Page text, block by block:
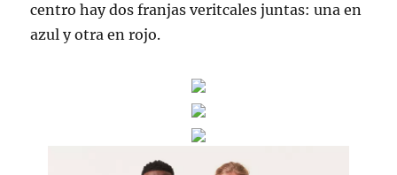
centro hay dos franjas veritcales juntas: una en
azul y otra en rojo.